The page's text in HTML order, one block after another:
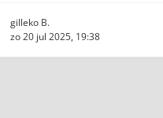
gilleko B.
zo 20 jul 2025, 19:38